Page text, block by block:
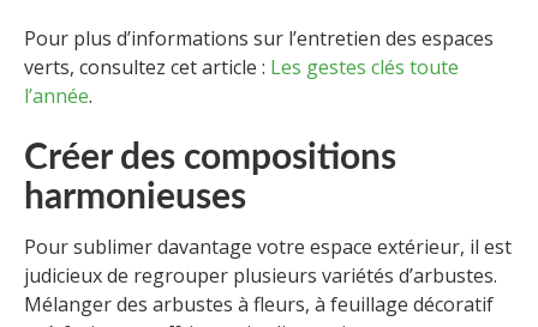
Pour plus d’informations sur l’entretien des espaces
verts, consultez cet article : Les gestes clés toute
l’année.
Créer des compositions
harmonieuses
Pour sublimer davantage votre espace extérieur, il est
judicieux de regrouper plusieurs variétés d’arbustes.
Mélanger des arbustes à fleurs, à feuillage décoratif